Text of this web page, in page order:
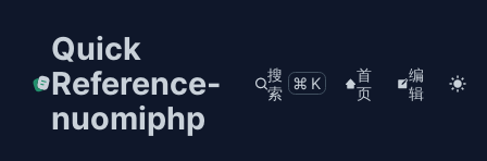
Quick
Reference-
nuomiphp
搜
索
⌘K
首
页
编
辑